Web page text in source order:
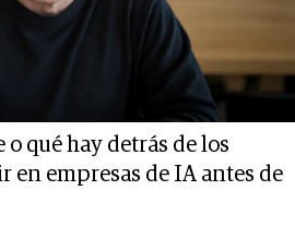
o qué hay detrás de los
en empresas de IA antes de